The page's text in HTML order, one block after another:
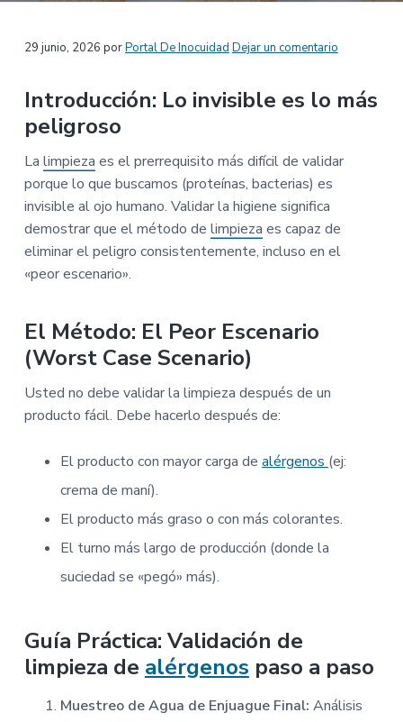
29 junio, 2026 porPortal De Inocuidad Dejar un comentario
Introducción: Lo invisible es lo más
peligroso
La limpieza es el prerrequisito más difícil de validar
porque lo que buscamos (proteínas, bacterias) es
invisible al ojo humano. Validar la higiene significa
demostrar que el método de limpieza es capaz de
eliminar el peligro consistentemente, incluso en el
«peor escenario».
El Método: El Peor Escenario
(Worst Case Scenario)
Usted no debe validar la limpieza después de un
producto fácil. Debe hacerlo después de:
El producto con mayor carga de alérgenos (ej:
crema de maní).
El producto más graso o con más colorantes.
El turno más largo de producción (donde la
suciedad se «pegó» más).
Guía Práctica: Validación de
limpieza de alérgenos paso a paso
Muestreo de Agua de Enjuague Final: Análisis
Interacciones
con
los
lectores